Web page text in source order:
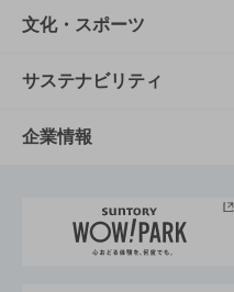
商品一覧
商品発売情報
栄養成分一覧
知る・楽しむTOP
キャンペーン
工場見学
地域情報
文化・スポーツ
文化・スポーツTOP
サントリーホール
サントリーサンバーズ大
サステナビリティ
サステナビリティTOP
サントリーが考えるサ
企業情報
企業概要